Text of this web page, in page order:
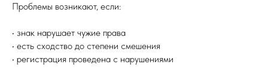
Проблемы возникают, если:
• знак нарушает чужие права
• есть сходство до степени смешения
• регистрация проведена с нарушениями